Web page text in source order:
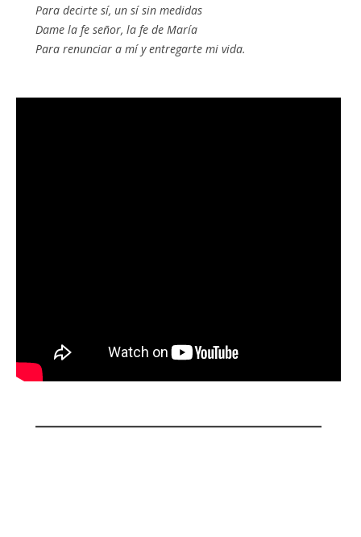
Para decirte sí, un sí sin medidas
Dame la fe señor, la fe de María
Para renunciar a mí y entregarte mi vida.